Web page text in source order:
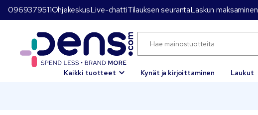
0969379511OhjekeskusLive-chattiTilauksen seurantaLaskun maksaminen
Kaikki tuotteet Kynät ja kirjoittaminen Laukut